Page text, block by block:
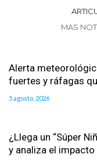
MAS
Alerta
fuertes y ráfagas
5 agosto, 2026
¿Llega un “Súper
y analiza el